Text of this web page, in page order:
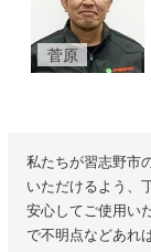
菅原
私たちが習志野市
いただけるよう、
安心してご使用い
で不明点などあれ